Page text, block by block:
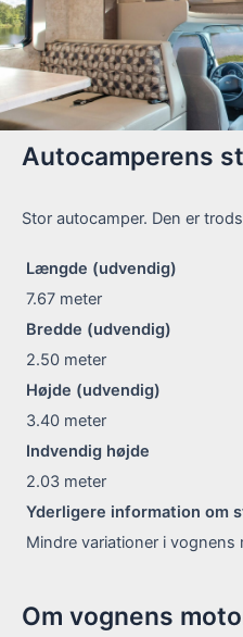
Autocamperens
Stor autocamper. Den er
Længde (udvendig)
7.67 meter
Bredde (udvendig)
2.50 meter
Højde (udvendig)
3.40 meter
Indvendig højde
2.03 meter
Yderligere information om
Mindre variationer i vognens
Om vognens